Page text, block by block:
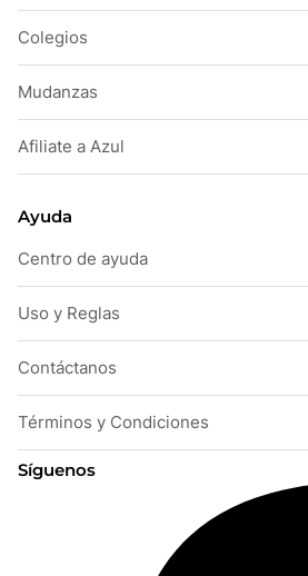
Colegios
Mudanzas
Afiliate a Azul
Ayuda
Centro de ayuda
Uso y Reglas
Contáctanos
Términos y Condiciones
Síguenos